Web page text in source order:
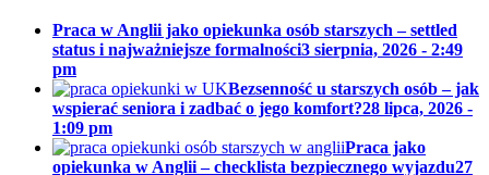
Praca w Anglii jako opiekunka osób starszych – settled
status i najważniejsze formalności3 sierpnia, 2026 - 2:49
pm
Bezsenność u starszych osób – jak
wspierać seniora i zadbać o jego komfort?28 lipca, 2026 -
1:09 pm
Praca jako
opiekunka w Anglii – checklista bezpiecznego wyjazdu27